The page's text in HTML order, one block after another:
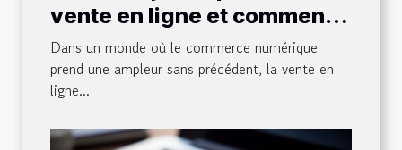
vente en ligne et comment
les surmonter
Dans un monde où le commerce numérique
prend une ampleur sans précédent, la vente en
ligne...